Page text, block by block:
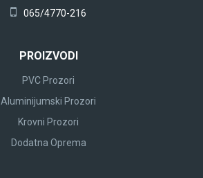
065/4770-216
PROIZVODI
PVC Prozori
Aluminijumski Prozori
Krovni Prozori
Dodatna Oprema